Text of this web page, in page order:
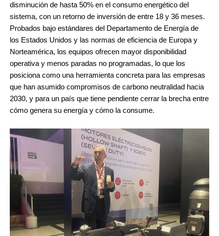
disminución de hasta 50% en el consumo energético del
sistema, con un retorno de inversión de entre 18 y 36 meses.
Probados bajo estándares del Departamento de Energía de
los Estados Unidos y las normas de eficiencia de Europa y
Norteamérica, los equipos ofrecen mayor disponibilidad
operativa y menos paradas no programadas, lo que los
posiciona como una herramienta concreta para las empresas
que han asumido compromisos de carbono neutralidad hacia
2030, y para un país que tiene pendiente cerrar la brecha entre
cómo genera su energía y cómo la consume.